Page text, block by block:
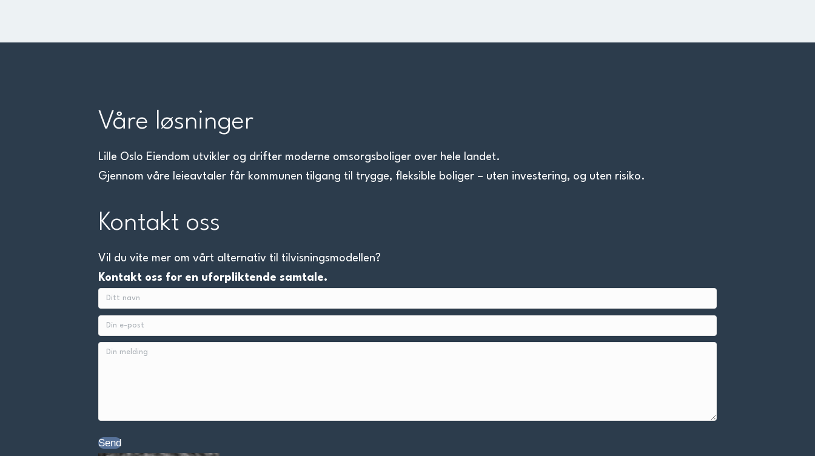
Våre løsninger
Lille Oslo Eiendom utvikler og drifter moderne omsorgsboliger over hele landet.
Gjennom våre leieavtaler får kommunen tilgang til trygge, fleksible boliger – uten investering, og uten risiko.
Kontakt oss
Vil du vite mer om vårt alternativ til tilvisningsmodellen?
Kontakt oss for en uforpliktende samtale.
Send